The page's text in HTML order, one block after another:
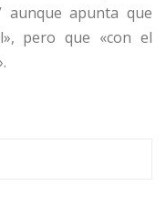
aunque apunta que
pero que «con el